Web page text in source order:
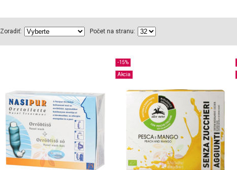
Zoradiť: Počet na stranu:
-15%
Akcia